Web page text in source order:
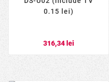
0.15 lei)
316,34 lei